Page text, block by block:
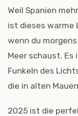
Weil Spanien
ist dieses warme
wenn du
Meer schaust. Es
Funkeln des
die in alten
2025 ist die